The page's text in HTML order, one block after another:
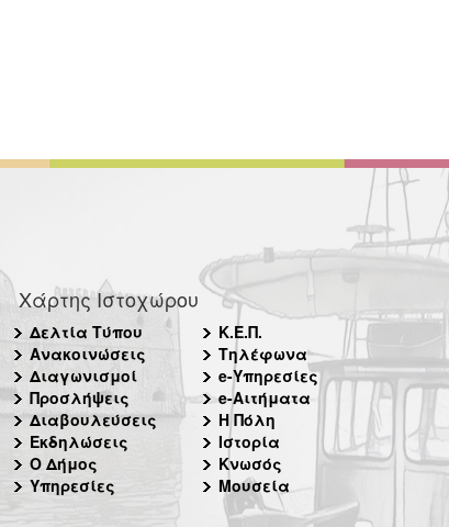
Χάρτης Ιστοχώρου
Δελτία Τύπου
Ανακοινώσεις
Διαγωνισμοί
Προσλήψεις
Διαβουλεύσεις
Εκδηλώσεις
Ο Δήμος
Υπηρεσίες
Κ.Ε.Π.
Τηλέφωνα
e-Υπηρεσίες
e-Αιτήματα
Η Πόλη
Ιστορία
Κνωσός
Μουσεία